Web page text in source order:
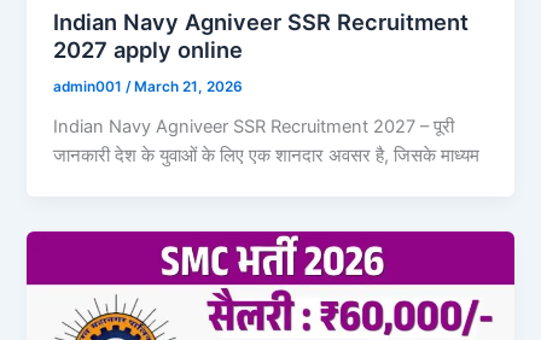
Indian Navy Agniveer SSR Recruitment
2027 apply online
admin001/ March 21, 2026
Indian Navy Agniveer SSR Recruitment 2027 – पूरी
जानकारी देश के युवाओं के लिए एक शानदार अवसर है, जिसके माध्यम